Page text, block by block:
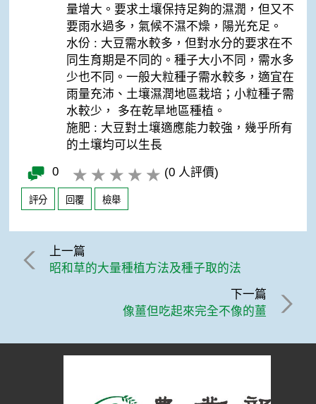
量增大。要求土壤保持足夠的濕潤，但又不
要雨水過多，氣候不濕不燥，陽光充足。
水份 : 大豆需水較多，但對水分的要求在不
同生育期是不同的。種子大小不同，需水多
少也不同。一般大粒種子需水較多，適宜在
雨量充沛、土壤濕潤地區栽培；小粒種子需
水較少， 多在乾旱地區種植。
施肥 : 大豆對土壤適應能力較強，幾乎所有
的土壤均可以生長
0 (0 人評價)
評分 回覆 檢舉
上一篇
昭和草的大量種植方法及種子取的法
下一篇
像薑但吃起來完全不像的薑